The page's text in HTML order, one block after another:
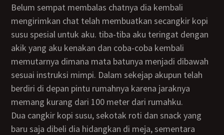
Belum sempat membalas chatnya dia kembali
mengirimkan chat telah membuatkan secangkir kopi
susu spesial untuk aku. tiba-tiba aku teringat dengan
akik yang aku kenakan dan coba-coba kembali
memutarnya dimana mata batunya menjadi dibawah
sesuai instruksi mimpi. Dalam sekejap akupun telah
berdiri di depan pintu rumahnya karena jaraknya
memang kurang dari 100 meter dari rumahku.
Dua cangkir kopi susu, sekotak roti dan snack yang
baru saja dibeli dia hidangkan di meja, sementara